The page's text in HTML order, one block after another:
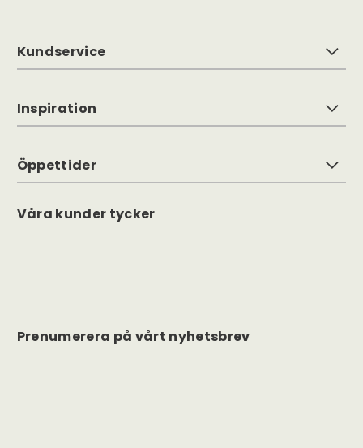
Kundservice
Inspiration
Öppettider
Våra kunder tycker
Prenumerera på vårt nyhetsbrev